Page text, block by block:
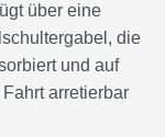
über eine
die
und auf
arretierbar